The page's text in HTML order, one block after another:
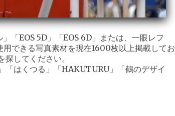
「EOS 5D」「EOS 6D」または、一眼レフ
用できる写真素材を現在1600枚以上掲載してお
してください。
「はくつる」「HAKUTURU」「鶴のデザイ